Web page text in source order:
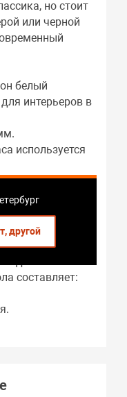
другой
но стоит
или черной
белый
интерьеров в
используется
МДФ шпон
составляет: